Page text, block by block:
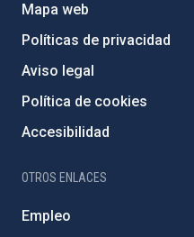
Mapa web
Políticas de privacidad
Aviso legal
Política de cookies
Accesibilidad
OTROS ENLACES
Empleo